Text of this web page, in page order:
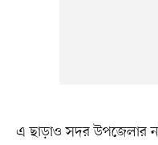
এ ছাড়াও সদর উপজেলার